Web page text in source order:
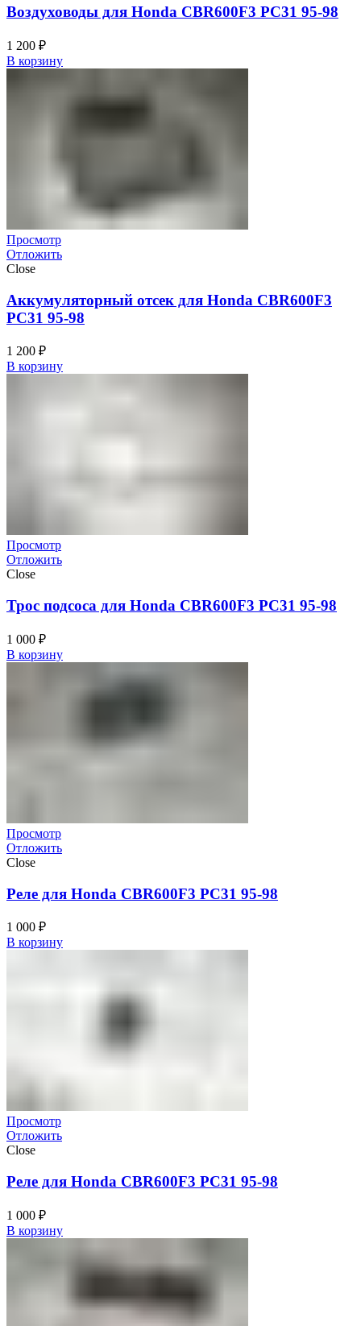
Воздуховоды для Honda CBR600F3 PC31 95-98
1 200 ₽
В корзину
Просмотр
Отложить
Close
Аккумуляторный отсек для Honda CBR600F3
PC31 95-98
1 200 ₽
В корзину
Просмотр
Отложить
Close
Трос подсоса для Honda CBR600F3 PC31 95-98
1 000 ₽
В корзину
Просмотр
Отложить
Close
Реле для Honda CBR600F3 PC31 95-98
1 000 ₽
В корзину
Просмотр
Отложить
Close
Реле для Honda CBR600F3 PC31 95-98
1 000 ₽
В корзину